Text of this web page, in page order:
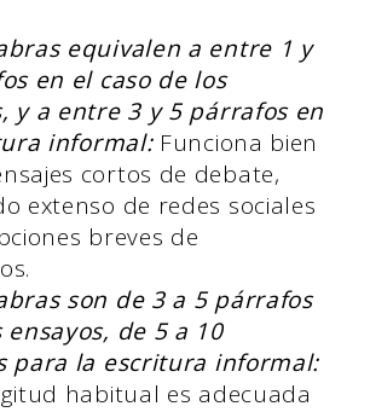
equivalen a entre 1 y
en el caso de los
y a entre 3 y 5 párrafos en
informal: Funciona bien
cortos de debate,
extenso de redes sociales
breves de
son de 3 a 5 párrafos
de 5 a 10
para la escritura informal:
habitual es adecuada